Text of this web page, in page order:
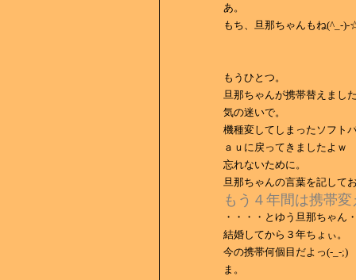
あ。
もち、旦那ちゃんもね(^_-)-
もうひとつ。
旦那ちゃんが携帯替えまし
気の迷いで。
機種変してしまったソフト
ａｕに戻ってきましたよｗ
忘れないために。
旦那ちゃんの言葉を記して
もう４年間は携帯
・・・・とゆう旦那ちゃん
結婚してから３年ちょぃ。
今の携帯何個目だよっ(-_-;)
ま。